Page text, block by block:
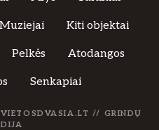
Muziejai Kiti objektai
Pelkės Atodangos
Senkapiai
// GRINDŲ